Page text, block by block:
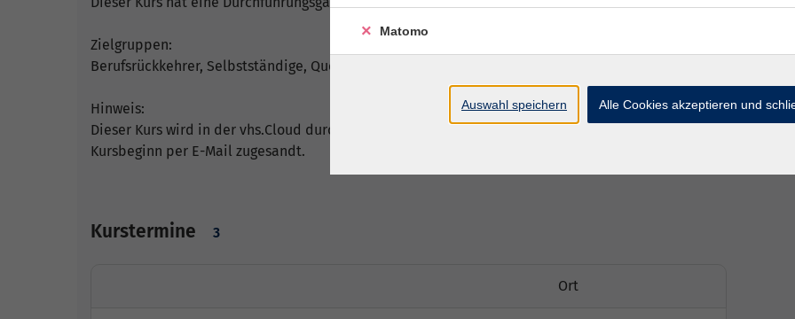
Zielgruppen:
Berufsrückkehrer, Selbstständige, Quereinsteiger, Studierende
Hinweis:
Dieser Kurs wird in der vhs.Cloud durchgeführt. Die Zugangsdaten werden Ihnen rechtzeitig vor
Kursbeginn per E-Mail zugesandt.
Kurstermine 3
Ort
Matomo
Auswahl speichern Alle Cookies akzeptieren und